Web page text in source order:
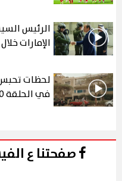
الرئيس
الإمارات
لحظات تحبس
في الحلقة 10 من رأس الأفعى
صفحتنا ع